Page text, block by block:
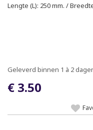
Lengte (L): 250 mm. /
Geleverd binnen 1 à 2
€ 3.50